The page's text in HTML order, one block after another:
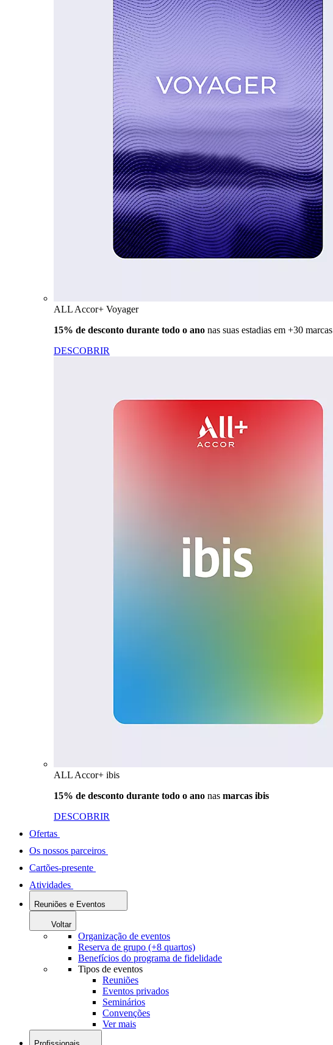
ALL Accor+ Voyager
15% de desconto durante todo o ano nas suas estadias em +30 marcas
DESCOBRIR
ALL Accor+ ibis
15% de desconto durante todo o ano nas marcas ibis
DESCOBRIR
Ofertas
Os nossos parceiros
Cartões-presente
Atividades
Reuniões e Eventos
Voltar
Organização de eventos
Reserva de grupo (+8 quartos)
Benefícios do programa de fidelidade
Tipos de eventos
Reuniões
Eventos privados
Seminários
Convenções
Ver mais